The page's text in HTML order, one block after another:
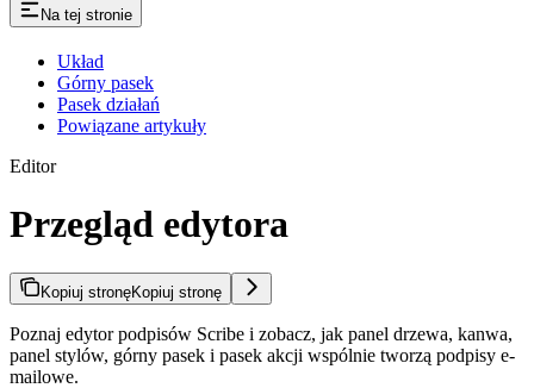
Na tej stronie
Układ
Górny pasek
Pasek działań
Powiązane artykuły
Editor
Przegląd edytora
Kopiuj stronęKopiuj stronę
Poznaj edytor podpisów Scribe i zobacz, jak panel drzewa, kanwa,
panel stylów, górny pasek i pasek akcji wspólnie tworzą podpisy e-
mailowe.